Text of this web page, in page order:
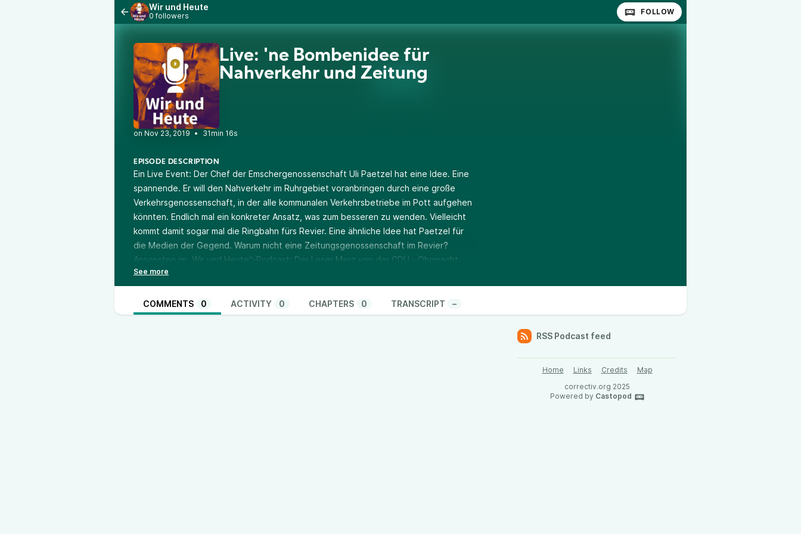
Wir und Heute
0 followers FOLLOW
Live: 'ne Bombenidee für
Nahverkehr und Zeitung
• 31min 16s
EPISODE DESCRIPTION
Ein Live Event: Der Chef der Emschergenossenschaft Uli Paetzel hat eine Idee. Eine
spannende. Er will den Nahverkehr im Ruhrgebiet voranbringen durch eine große
Verkehrsgenossenschaft, in der alle kommunalen Verkehrsbetriebe im Pott aufgehen
könnten. Endlich mal ein konkreter Ansatz, was zum besseren zu wenden. Vielleicht
kommt damit sogar mal die Ringbahn fürs Revier. Eine ähnliche Idee hat Paetzel für
die Medien der Gegend. Warum nicht eine Zeitungsgenossenschaft im Revier?
Ansonsten im „Wir und Heute“-Podcast: Der Loser Merz von der CDU - Ohnmacht
gegenüber den Massakern im Iran, ein Kandidat für Dortmund und fernsehende
Taxifahrer. Hört rein!
COMMENTS
0 ACTIVITY 0 CHAPTERS 0 TRANSCRIPT –
RSS Podcast feed
Home Links Credits
Map
correctiv.org 2025
Powered by Castopod